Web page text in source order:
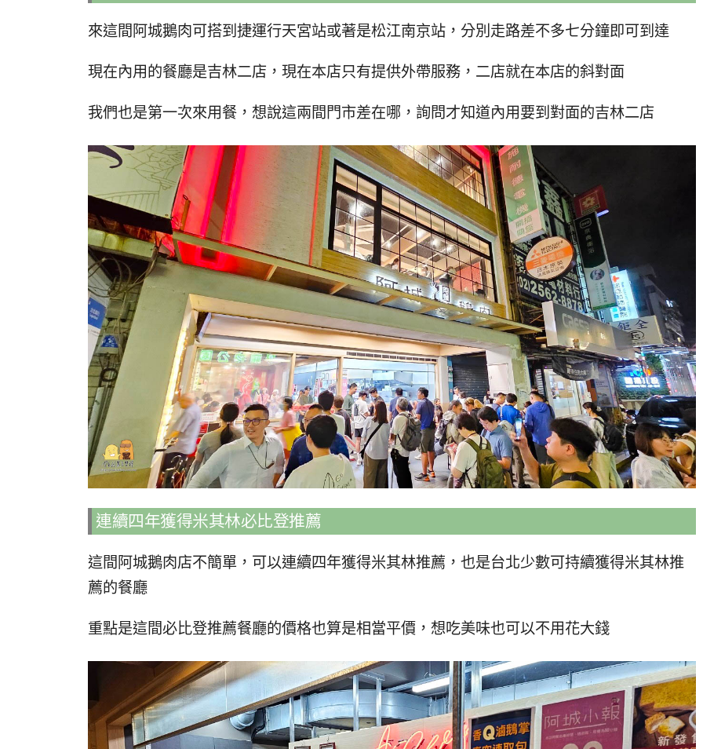
來這間阿城鵝肉可搭到捷運行天宮站或著是松江南京站，分別走路差不多七分鐘即可到達
現在內用的餐廳是吉林二店，現在本店只有提供外帶服務，二店就在本店的斜對面
我們也是第一次來用餐，想說這兩間門市差在哪，詢問才知道內用要到對面的吉林二店
連續四年獲得米其林必比登推薦
這間阿城鵝肉店不簡單，可以連續四年獲得米其林推薦，也是台北少數可持續獲得米其林推
薦的餐廳
重點是這間必比登推薦餐廳的價格也算是相當平價，想吃美味也可以不用花大錢